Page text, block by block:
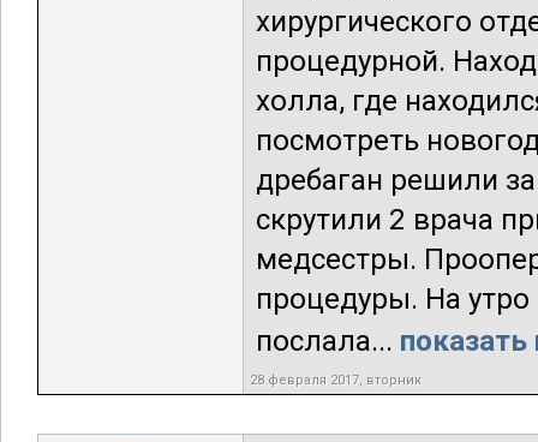
хирургического
процедурной.
холла, где
посмотреть
дребаган решили
скрутили 2 врача
медсестры.
процедуры. На утро
послала...
28 февраля 2017, вторник